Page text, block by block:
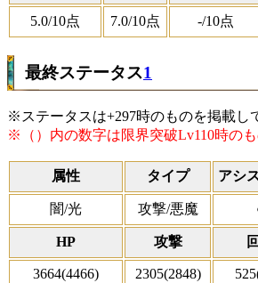
5.0/10点 7.0/10点 -/10点
最終ステータス1
※ステータスは+297時のものを掲載し
※（）内の数字は限界突破Lv110時の
属性 タイプ アシ
闇/光 攻撃/悪魔
HP 攻撃
3664(4466) 2305(2848)